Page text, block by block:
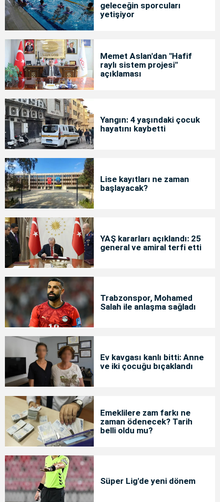
geleceğin sporcuları
yetişiyor
Memet Aslan'dan "Hafif
raylı sistem projesi"
açıklaması
Yangın: 4 yaşındaki çocuk
hayatını kaybetti
Lise kayıtları ne zaman
başlayacak?
YAŞ kararları açıklandı: 25
general ve amiral terfi etti
Trabzonspor, Mohamed
Salah ile anlaşma sağladı
Ev kavgası kanlı bitti: Anne
ve iki çocuğu bıçaklandı
Emeklilere zam farkı ne
zaman ödenecek? Tarih
belli oldu mu?
Süper Lig'de yeni dönem